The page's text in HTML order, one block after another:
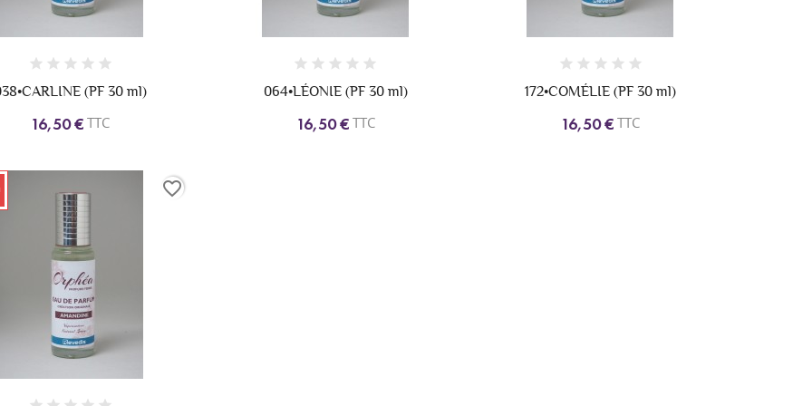
(PF 30 ml)
16,50 € TTC
064•LÉONIE (PF 30 ml)
16,50 €TTC
172•COMÉLIE (PF 30 ml)
16,50 € TTC
favorite_border